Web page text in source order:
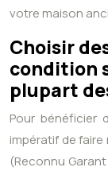
votre maison
Choisir
condition
plupart
Pour bénéficier
impératif de faire
(Reconnu